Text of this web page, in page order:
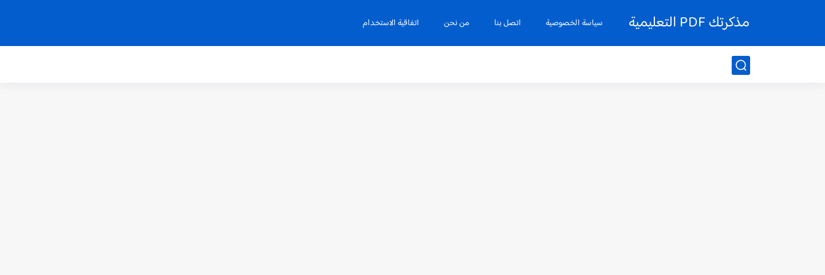
مذكرتك PDF التعليمية سياسة الخصوصية اتصل بنا من نحن اتفاقية الاستخدام